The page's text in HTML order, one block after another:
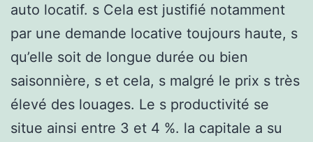
auto locatif. s Cela est justifié notamment
par une demande locative toujours haute, s
qu’elle soit de longue durée ou bien
saisonnière, s et cela, s malgré le prix s très
élevé des louages. Le s productivité se
situe ainsi entre 3 et 4 %. la capitale a su